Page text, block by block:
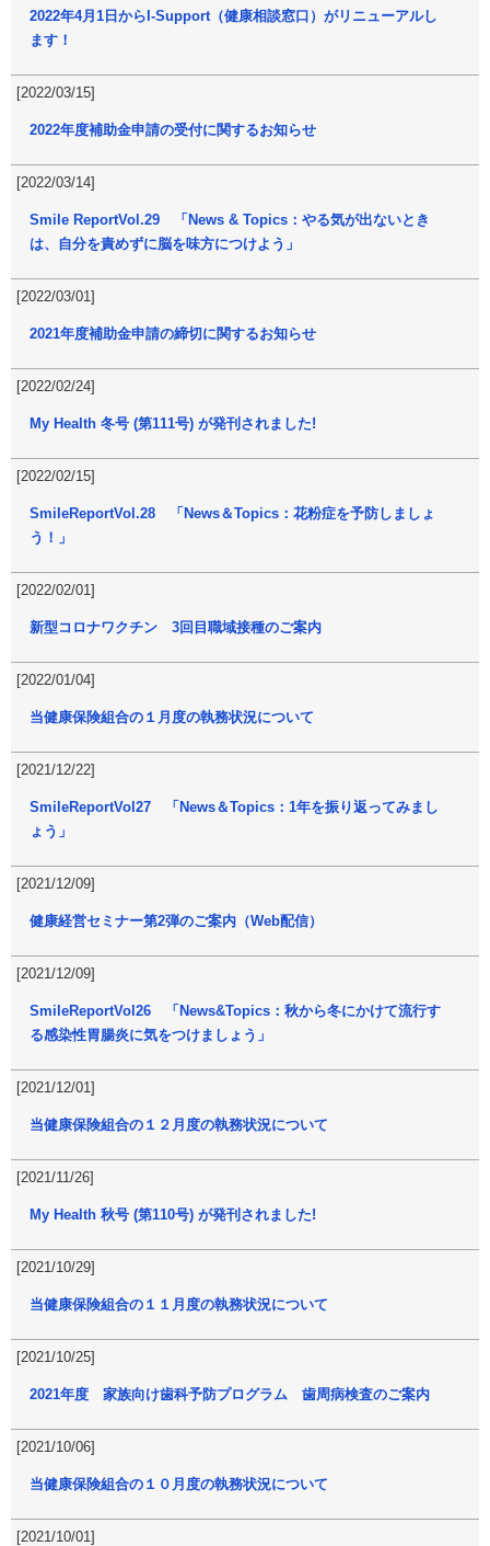
2022年4月1日からI-Support（健康相談窓口）がリニューアルし
ます！
[2022/03/15]
2022年度補助金申請の受付に関するお知らせ
[2022/03/14]
Smile ReportVol.29 「News & Topics：やる気が出ないとき
は、自分を責めずに脳を味方につけよう」
[2022/03/01]
2021年度補助金申請の締切に関するお知らせ
[2022/02/24]
My Health 冬号 (第111号) が発刊されました!
[2022/02/15]
SmileReportVol.28 「News＆Topics：花粉症を予防しましょ
う！」
[2022/02/01]
新型コロナワクチン 3回目職域接種のご案内
[2022/01/04]
当健康保険組合の１月度の執務状況について
[2021/12/22]
SmileReportVol27 「News＆Topics：1年を振り返ってみまし
ょう」
[2021/12/09]
健康経営セミナー第2弾のご案内（Web配信）
[2021/12/09]
SmileReportVol26 「News&Topics：秋から冬にかけて流行す
る感染性胃腸炎に気をつけましょう」
[2021/12/01]
当健康保険組合の１２月度の執務状況について
[2021/11/26]
My Health 秋号 (第110号) が発刊されました!
[2021/10/29]
当健康保険組合の１１月度の執務状況について
[2021/10/25]
2021年度 家族向け歯科予防プログラム 歯周病検査のご案内
[2021/10/06]
当健康保険組合の１０月度の執務状況について
[2021/10/01]